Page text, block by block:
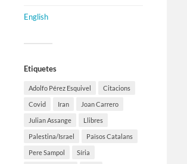
English
Etiquetes
Adolfo Pérez Esquivel Citacions
Covid Iran Joan Carrero
Julian Assange Llibres
Palestina/Israel Països Catalans
Pere Sampol Síria